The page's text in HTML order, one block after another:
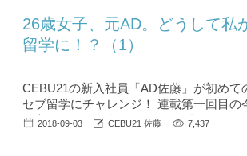
26歳女子、元AD。どうして私
留学に！？（1）
CEBU21の新入社員「AD佐藤」が初めて
セブ留学にチャレンジ！ 連載第一回目の
い立ちから、留学に至るまでの話をおも
2018-09-03 CEBU21 佐藤 7,437